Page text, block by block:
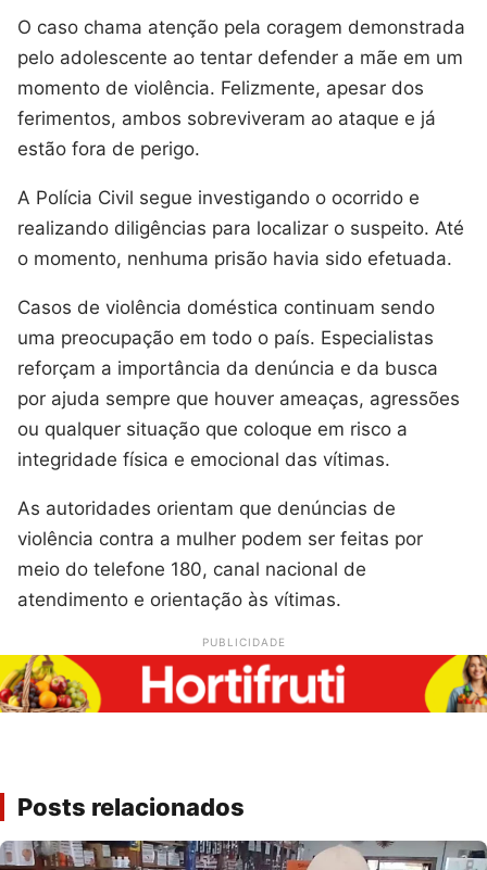
O caso chama atenção pela coragem demonstrada
pelo adolescente ao tentar defender a mãe em um
momento de violência. Felizmente, apesar dos
ferimentos, ambos sobreviveram ao ataque e já
estão fora de perigo.
A Polícia Civil segue investigando o ocorrido e
realizando diligências para localizar o suspeito. Até
o momento, nenhuma prisão havia sido efetuada.
Casos de violência doméstica continuam sendo
uma preocupação em todo o país. Especialistas
reforçam a importância da denúncia e da busca
por ajuda sempre que houver ameaças, agressões
ou qualquer situação que coloque em risco a
integridade física e emocional das vítimas.
As autoridades orientam que denúncias de
violência contra a mulher podem ser feitas por
meio do telefone 180, canal nacional de
atendimento e orientação às vítimas.
PUBLICIDADE
Posts relacionados